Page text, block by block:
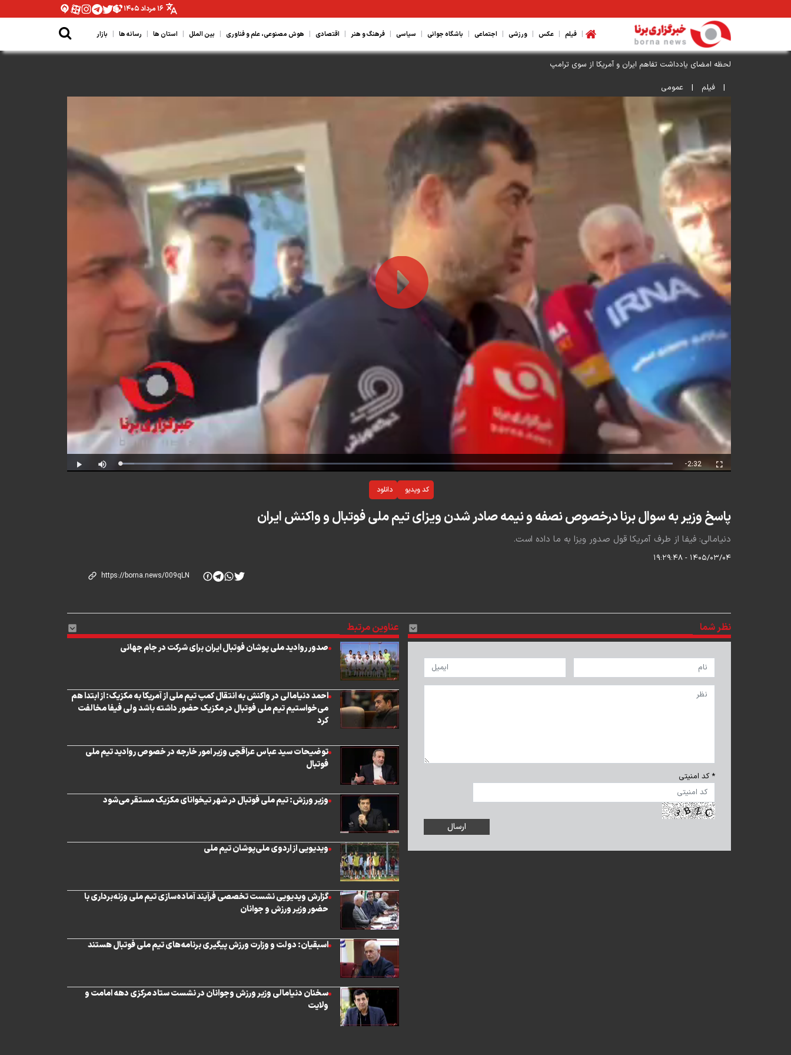
۱۶ مرداد ۱۴۰۵
| فیلم | عکس | ورزشی | اجتماعی | باشگاه جوانی | سیاسی | فرهنگ و هنر | اقتصادی | هوش مصنوعی، علم و فناوری | بین الملل | استان ها | رسانه ها | بازار
لحظه امضای یادداشت تفاهم ایران و آمریکا از سوی ترامپ
|
فیلم | عمومی
Play
Video
Play Mute Loaded:
0%
Progress:
Remaining
Time
-2:32
Fullscreen
کد ویدیو
دانلود
پاسخ وزیر به سوال برنا درخصوص نصفه و نیمه صادر شدن ویزای تیم ملی فوتبال و واکنش ایران
دنیامالی: فیفا از طرف آمریکا قول صدور ویزا به ما داده است.
۱۴۰۵/۰۳/۰۴ - ۱۹:۲۹:۴۸
نظر شما
* کد امنیتی
عناوین مرتبط
صدور روادید ملی پوشان فوتبال ایران برای شرکت در جام جهانی
احمد دنیامالی در واکنش به انتقال کمپ تیم ملی از آمریکا به مکزیک: از ابتدا هم
می‌خواستیم تیم ملی فوتبال در مکزیک حضور داشته باشد ولی فیفا مخالفت
کرد
توضیحات سید عباس عراقچی وزیر امور خارجه در خصوص روادید تیم ملی
فوتبال
وزیر ورزش: تیم ملی فوتبال در شهر تیخوانای مکزیک مستقر می‌شود
ویدیویی از اردوی ملی‌پوشان تیم ملی
گزارش ویدیویی نشست تخصصی فرآیند آماده‌سازی تیم ملی وزنه‌برداری با
حضور وزیر ورزش و جوانان
اسبقیان: دولت و وزارت ورزش پیگیری برنامه‌های تیم ملی فوتبال هستند
سخنان دنیا‌مالی وزیر ورزش و‌جوانان در نشست ستاد مرکزی دهه امامت و
ولایت